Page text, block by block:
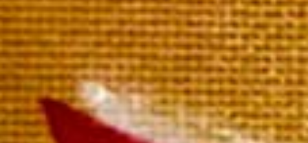
Extra Brut Millésimé
La bouteille 54,00 €